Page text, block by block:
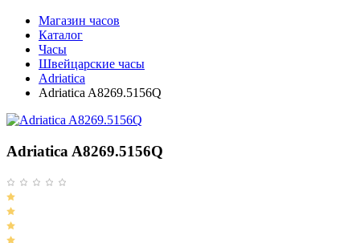
Магазин часов
Каталог
Часы
Швейцарские часы
Adriatica
Adriatica A8269.5156Q
Adriatica A8269.5156Q